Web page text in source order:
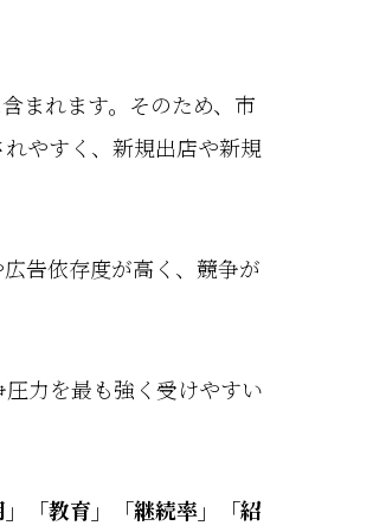
まれます。そのため、市
やすく、新規出店や新規
告依存度が高く、競争が
力を最も強く受けやすい
「教育」「継続率」「紹